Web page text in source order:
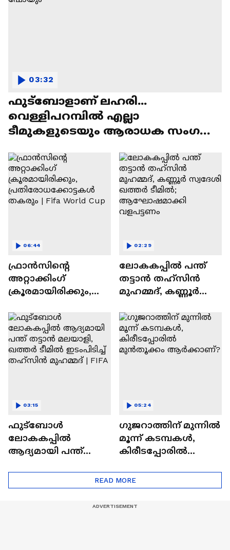
ഫുട്ബോളാണ് ലഹരി...
വെള്ളിപറമ്പിൽ എല്ലാ
ടീമുകളുടെയും ആരാധക സം​ഗമം,
03:32
ഫ്രാന്‍സിന്റെ
അറ്റാക്കിംഗ്‌
ക്രൂരമായിരിക്കും,
ള്‍ തകരും | Fifa World
Cup
06:44
ലോകകപ്പിൽ പന്ത്
തട്ടാൻ തഹ്സിന്‍
മുഹമ്മദ്, കണ്ണൂർ
ടീമിൽ;
ആഘോഷമാക്കി
വളപട്ടണം
02:29
ഫുട്ബോ‍ൾ
ലോകകപ്പിൽ
ആദ്യമായി പന്ത്
ഇടംപിടിച്ച് തഹ്സിന്‍
03:15
ഗുജറാത്തിന് മുന്നില്‍
മൂന്ന് കടമ്പകള്‍,
കിരീടപ്പോരില്‍
ആര്‍ക്കാണ്?
05:24
READ MORE